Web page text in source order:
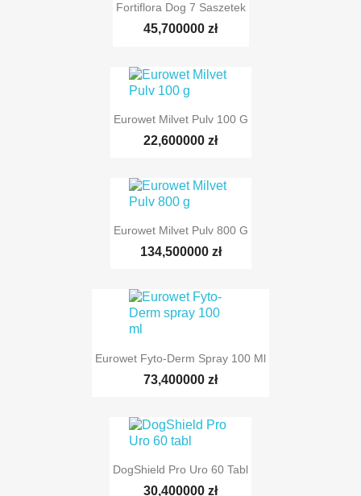
Fortiflora Dog 7 Saszetek
45,700000 zł
Eurowet Milvet Pulv 100 G
22,600000 zł
Eurowet Milvet Pulv 800 G
134,500000 zł
Eurowet Fyto-Derm Spray 100 Ml
73,400000 zł
DogShield Pro Uro 60 Tabl
30,400000 zł